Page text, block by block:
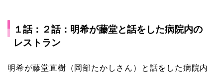
１話：２話：明希が藤堂と話をした病院内の
レストラン
明希が藤堂直樹（岡部たかしさん）と話をした病院内